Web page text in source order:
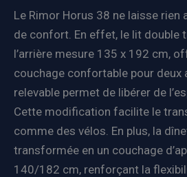
Le Rimor Horus 38 ne laisse rien
de confort. En effet, le lit double
l’arrière mesure 135 x 192 cm,
couchage confortable pour deux
relevable permet de libérer de
Cette modification facilite le
comme des vélos. En plus, la
transformée en un couchage
140/182 cm, renforçant la